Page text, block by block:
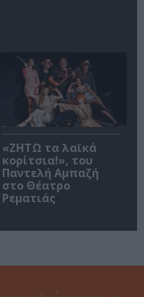
«ΖΗΤΩ τα λαϊκά
κορίτσια!», του
Παντελή Αμπαζή
στο Θέατρο
Ρεματιάς